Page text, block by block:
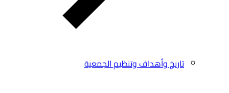
تاريخ وأهداف وتنظيم الجمعية